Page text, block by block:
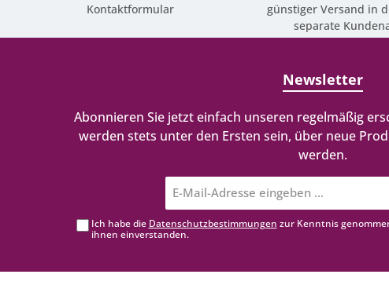
Kontaktformular günstiger Versand in
separate
Newsletter
Abonnieren Sie jetzt einfach unseren regelmäßig
werden stets unter den Ersten sein, über neue
werden.
Mail-
Adresse*
Ich habe die Datenschutzbestimmungen zur Kenntnis
ihnen einverstanden.